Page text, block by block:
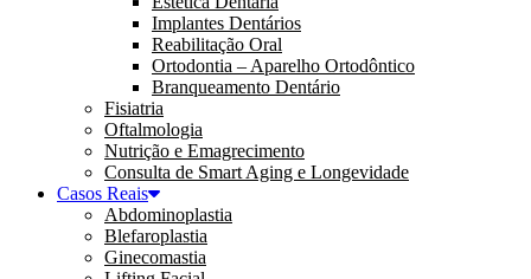
Implantes Dentários
Reabilitação Oral
Ortodontia – Aparelho Ortodôntico
Branqueamento Dentário
Fisiatria
Oftalmologia
Nutrição e Emagrecimento
Consulta de Smart Aging e Longevidade
Casos Reais
Abdominoplastia
Blefaroplastia
Ginecomastia